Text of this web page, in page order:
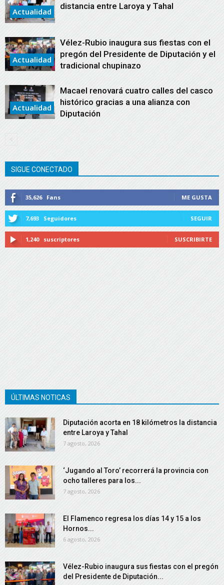
Actualidad
distancia entre Laroya y Tahal
Actualidad
Vélez-Rubio inaugura sus fiestas con el
pregón del Presidente de Diputación y el
tradicional chupinazo
Actualidad
Macael renovará cuatro calles del casco
histórico gracias a una alianza con
Diputación
SIGUE CONECTADO
35,626 Fans ME GUSTA
7,693 Seguidores SEGUIR
1,240 suscriptores SUSCRIBIRTE
ÚLTIMAS NOTICAS
Diputación acorta en 18 kilómetros la distancia
entre Laroya y Tahal
7 agosto, 2026
‘Jugando al Toro’ recorrerá la provincia con
ocho talleres para los...
7 agosto, 2026
El Flamenco regresa los días 14 y 15 a los
Hornos...
6 agosto, 2026
Vélez-Rubio inaugura sus fiestas con el pregón
del Presidente de Diputación...